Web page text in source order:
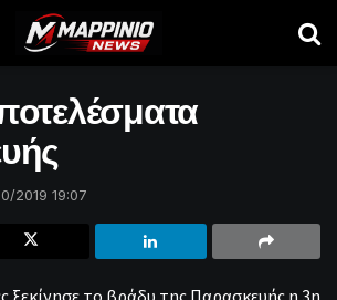
2019 19:07
ξεκίνησε το βράδυ της Παρασκευής η 3η